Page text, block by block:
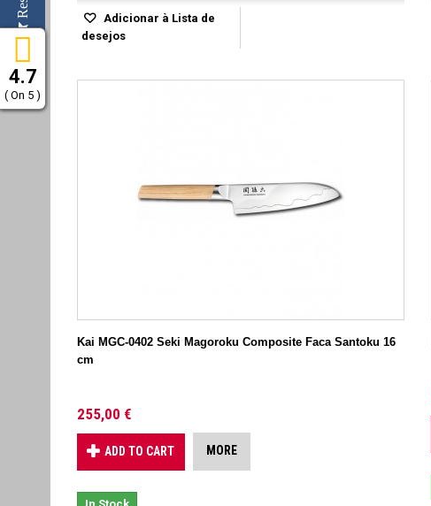
Adicionar à Lista de
desejos
Kai MGC-0402 Seki Magoroku Composite Faca Santoku 16
cm
255,00 €
ADD TO CART MORE
4.7
( On 5 )